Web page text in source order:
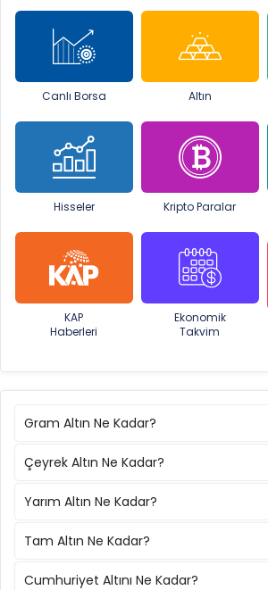
Canlı Borsa Altın
Hisseler Kripto Paralar
KAP
Haberleri
Ekonomik
Takvim
Gram Altın Ne Kadar?
Çeyrek Altın Ne Kadar?
Yarım Altın Ne Kadar?
Tam Altın Ne Kadar?
Cumhuriyet Altını Ne Kadar?